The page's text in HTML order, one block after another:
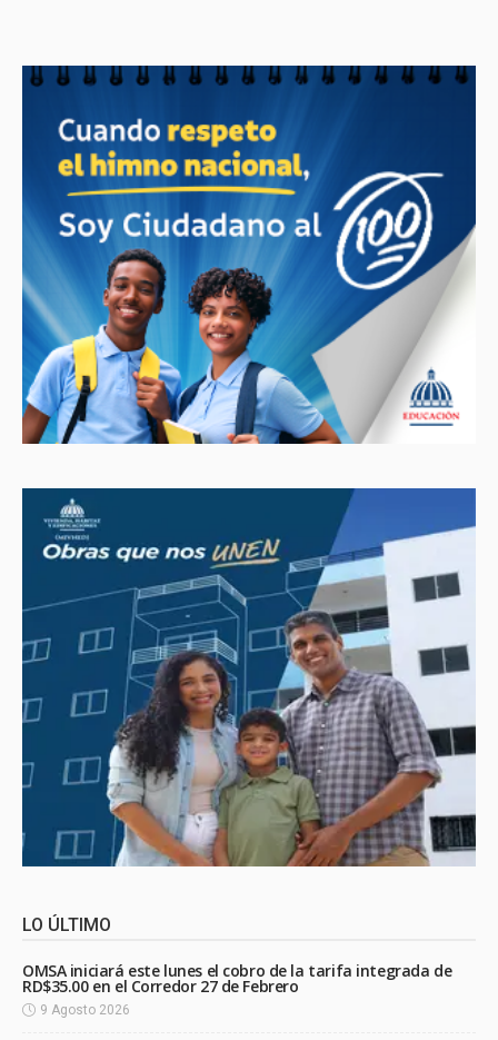
LO ÚLTIMO
OMSA iniciará este lunes el cobro de la tarifa integrada de
RD$35.00 en el Corredor 27 de Febrero
9 Agosto 2026